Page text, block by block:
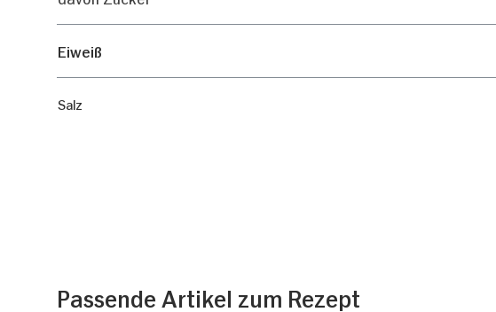
Eiweiß
Salz
Passende Artikel zum Rezept